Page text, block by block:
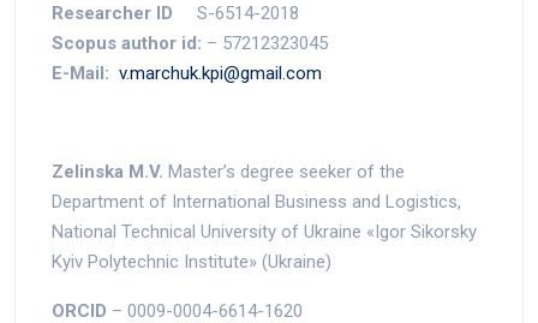
Researcher ID S-6514-2018
Scopus author id: – 57212323045
E-Mail: v.marchuk.kpi@gmail.com
Zelinska M.V. Master’s degree seeker of the
Department of International Business and Logistics,
National Technical University of Ukraine «Igor Sikorsky
Kyiv Polytechnic Institute» (Ukraine)
ORCID – 0009-0004-6614-1620